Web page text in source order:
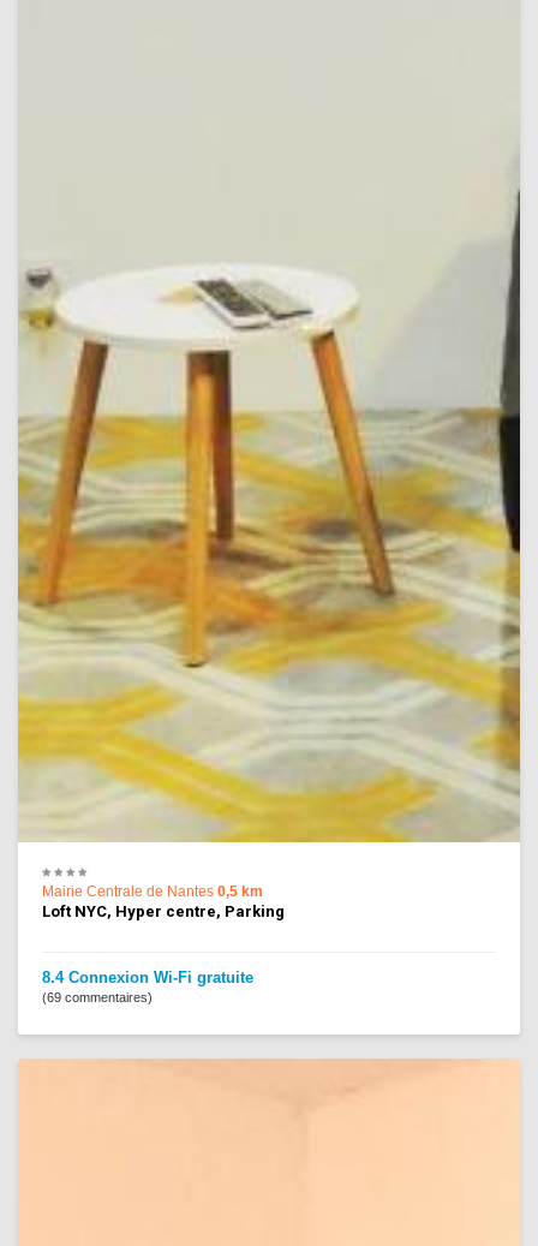
Mairie Centrale de Nantes 0,5 km
Loft NYC, Hyper centre, Parking
8.4 Connexion Wi-Fi gratuite
(69 commentaires)